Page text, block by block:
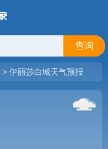
查询
> 伊丽莎白城天气预报